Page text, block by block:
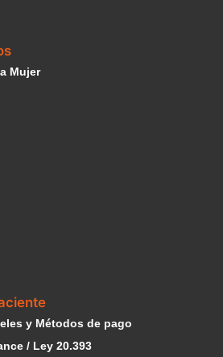
Mujer
y Métodos de pago
/ Ley 20.393